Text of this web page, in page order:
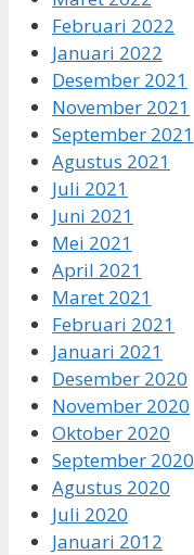
Februari 2022
Januari 2022
Desember 2021
November 2021
September 2021
Agustus 2021
Juli 2021
Juni 2021
Mei 2021
April 2021
Maret 2021
Februari 2021
Januari 2021
Desember 2020
November 2020
Oktober 2020
September 2020
Agustus 2020
Juli 2020
Januari 2012